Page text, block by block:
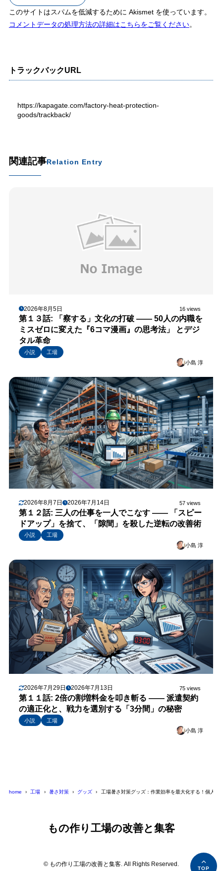
このサイトはスパムを低減するために Akismet を使っています。
コメントデータの処理方法の詳細はこちらをご覧ください。
トラックバックURL
https://kapagate.com/factory-heat-protection-
goods/trackback/
関連記事Relation Entry
2026年8月5日 16 views
第１３話: 「察する」文化の打破 —— 50人の内職を
ミスゼロに変えた『6コマ漫画』の思考法」 とデジ
タル革命
小説
工場
小島 淳
2026年8月7日 2026年7月14日 57 views
第１２話: 三人の仕事を一人でこなす —— 「スピー
ドアップ」を捨て、「隙間」を殺した逆転の改善術
小説
工場
小島 淳
2026年7月29日 2026年7月13日 75 views
第１１話: 2倍の割増料金を叩き斬る —— 派遣契約
の適正化と、戦力を選別する「3分間」の秘密
小説
工場
小島 淳
home 工場 暑さ対策 グッズ 工場暑さ対策グッズ：作業効率を最大化する！個人
もの作り工場の改善と集客
© もの作り工場の改善と集客. All Rights Reserved.